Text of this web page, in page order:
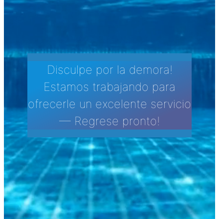
Disculpe por la demora!
Estamos trabajando para
ofrecerle un excelente servicio
— Regrese pronto!